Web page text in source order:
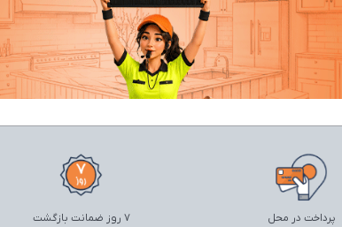
پرداخت در محل 7 روز ضمانت بازگشت